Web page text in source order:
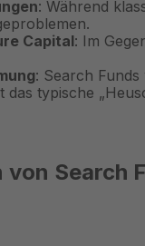
: Während
Capital: Im
: Search
typische
von Search